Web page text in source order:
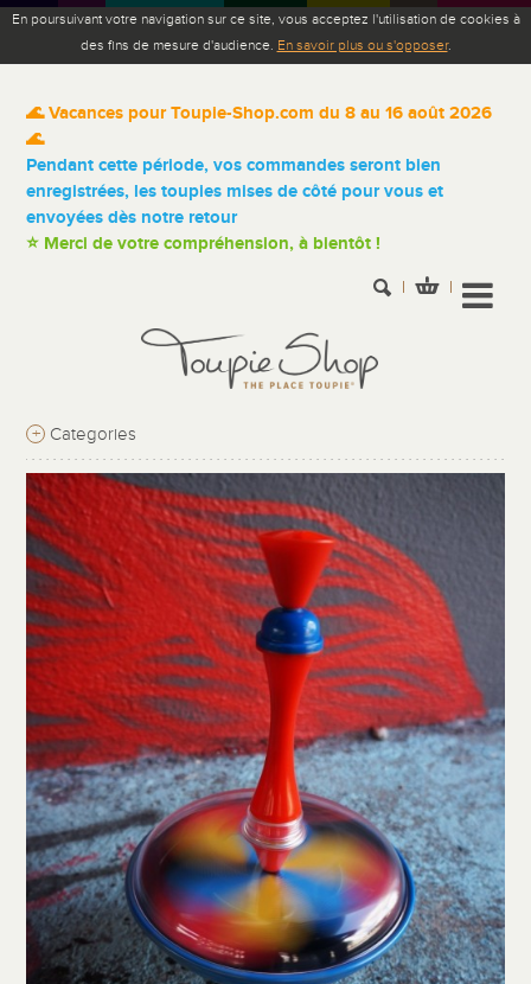
En poursuivant votre navigation sur ce site, vous acceptez l'utilisation de cookies à
des fins de mesure d'audience. En savoir plus ou s'opposer.
🌊 Vacances pour Toupie-Shop.com du 8 au 16 août 2026
🌊
Pendant cette période, vos commandes seront bien
enregistrées, les toupies mises de côté pour vous et
envoyées dès notre retour
⭐ Merci de votre compréhension, à bientôt !
+ Categories